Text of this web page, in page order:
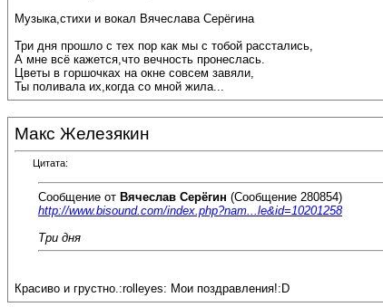
Музыка,стихи и вокал Вячеслава Серёгина
Три дня прошло с тех пор как мы с тобой расстались,
А мне всё кажется,что вечность пронеслась.
Цветы в горшочках на окне совсем завяли,
Ты поливала их,когда со мной жила...
Макс Железякин
Цитата:
Сообщение от Вячеслав Серёгин (Сообщение 280854)
http://www.bisound.com/index.php?nam...le&id=10201258
Три дня
Красиво и грустно.:rolleyes: Мои поздравления!:D